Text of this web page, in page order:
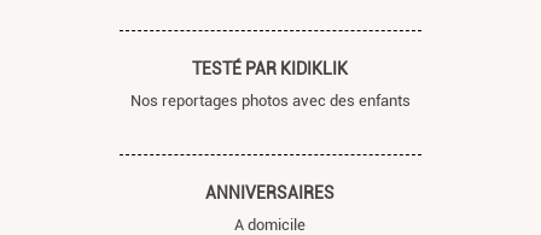
TESTÉ PAR KIDIKLIK
Nos reportages photos avec des enfants
ANNIVERSAIRES
A domicile